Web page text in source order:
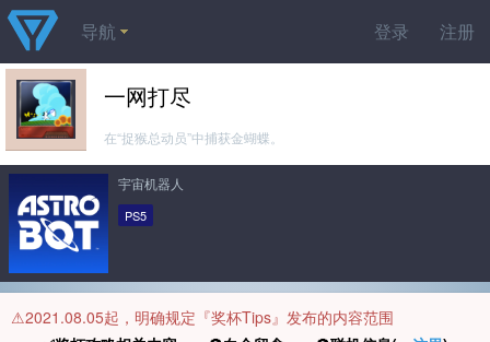
登录 注册
导航
一网打尽
在“捉猴总动员”中捕获金蝴蝶。
宇宙机器人
PS5
⚠️2021.08.05起，明确规定『奖杯Tips』发布的内容范围